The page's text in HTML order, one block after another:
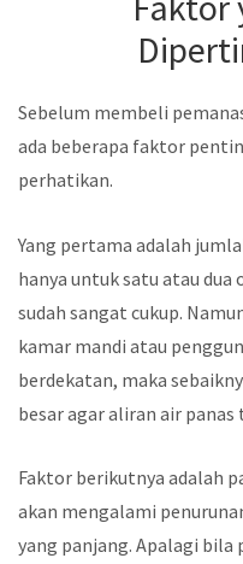
Sebelum membeli
ada beberapa faktor
perhatikan.
Yang pertama adalah
hanya untuk satu atau
sudah sangat cukup.
kamar mandi atau
berdekatan, maka
besar agar aliran air
Faktor berikutnya adalah
akan mengalami
yang panjang. Apalagi